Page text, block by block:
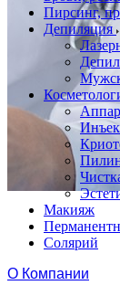
Пирсинг,
Депиляция
Макияж
Солярий
О Компании